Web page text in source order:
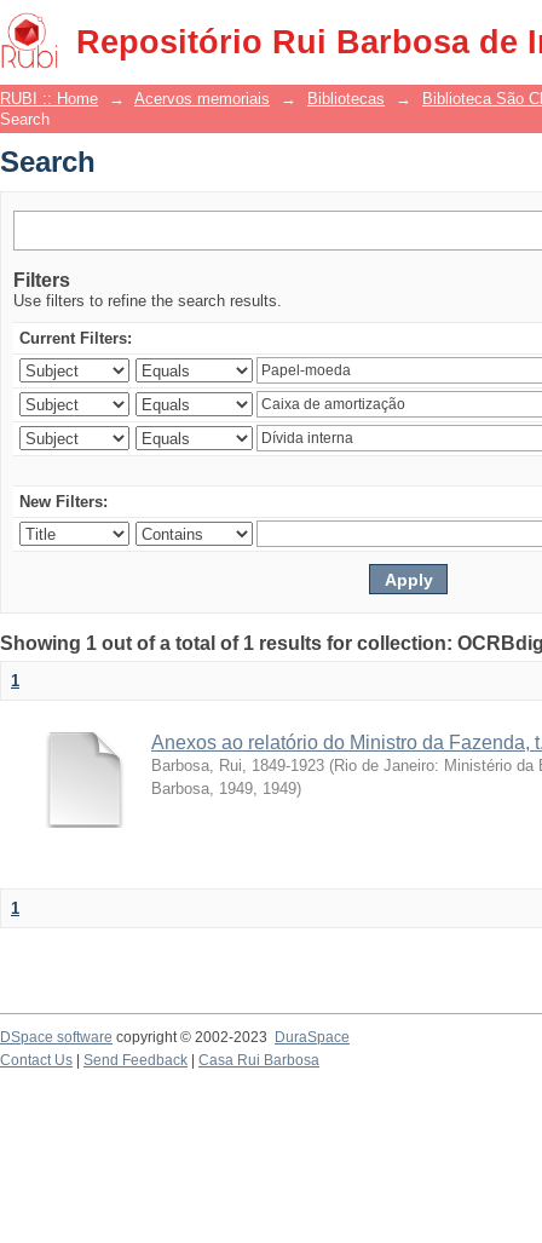
Repositório Rui Barbosa de
Search
RUBI :: Home → Acervos memoriais → Bibliotecas →
Biblioteca São
Search
Search
Filters
Use filters to refine the search results.
Current Filters:
New Filters:
Showing 1 out of a total of 1 results for collection:
1
Anexos ao relatório do Ministro da Fazenda,
Barbosa, Rui, 1849-1923 (Rio de Janeiro: Ministério
Barbosa, 1949, 1949)
1
DSpace software copyright © 2002-2023
DuraSpace
Contact Us
Send Feedback Casa Rui Barbosa